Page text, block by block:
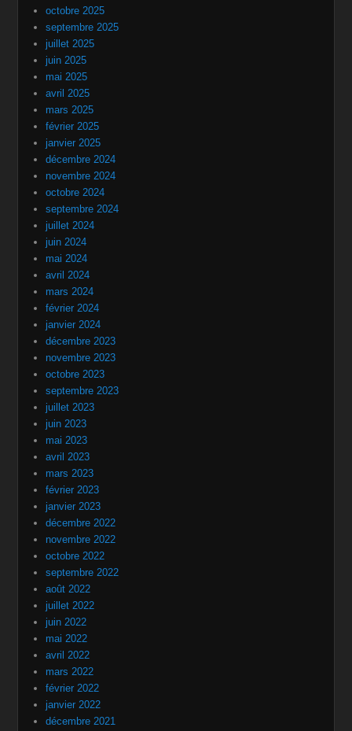
octobre 2025
septembre 2025
juillet 2025
juin 2025
mai 2025
avril 2025
mars 2025
février 2025
janvier 2025
décembre 2024
novembre 2024
octobre 2024
septembre 2024
juillet 2024
juin 2024
mai 2024
avril 2024
mars 2024
février 2024
janvier 2024
décembre 2023
novembre 2023
octobre 2023
septembre 2023
juillet 2023
juin 2023
mai 2023
avril 2023
mars 2023
février 2023
janvier 2023
décembre 2022
novembre 2022
octobre 2022
septembre 2022
août 2022
juillet 2022
juin 2022
mai 2022
avril 2022
mars 2022
février 2022
janvier 2022
décembre 2021